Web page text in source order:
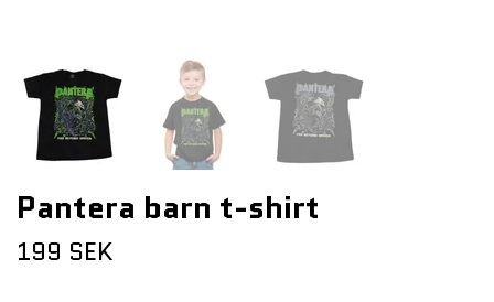
Pantera barn t-shirt
199 SEK